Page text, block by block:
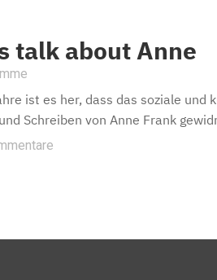
talk about Anne
ist es her, dass das soziale
Schreiben von Anne Frank